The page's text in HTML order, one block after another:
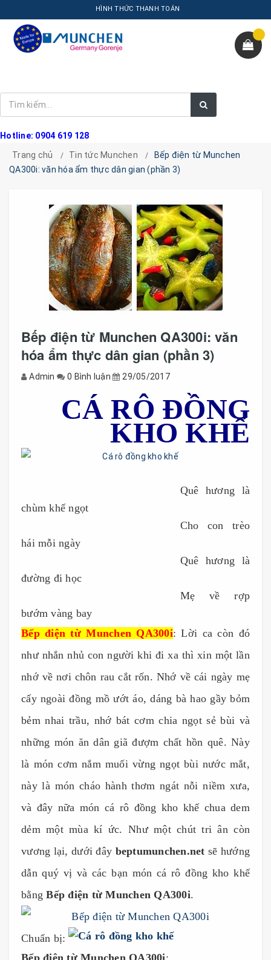
HÌNH THỨC THANH TOÁN
Hotline: 0904 619 128
Trang chủ
Tin tức Munchen
Bếp điện từ Munchen
QA300i: văn hóa ẩm thực dân gian (phần 3)
Bếp điện từ Munchen QA300i: văn
hóa ẩm thực dân gian (phần 3)
Admin 0 Bình luận 29/05/2017
CÁ RÔ ĐỒNG
KHO KHẾ
Quê hương là
chùm khế ngọt
Cho con trèo
hái mỗi ngày
Quê hương là
đường đi học
Mẹ về rợp
bướm vàng bay
Bếp điện từ Munchen QA300i: Lời ca còn đó
như nhắn nhủ con người khi đi xa thì xin một lần
nhớ về nơi chôn rau cắt rốn. Nhớ về cái ngày mẹ
cấy ngoài đồng mồ ướt áo, dáng bà hao gầy bỏm
bẻm nhai trầu, nhớ bát cơm chia ngọt sẻ bùi và
những món ăn dân giã đượm chất hồn quê. Này
là món cơm nắm muối vừng ngọt bùi nước mắt,
này là món cháo hành thơm ngát nỗi niềm xưa,
và đây nữa món cá rô đồng kho khế chua dem
dẻm một mùa kí ức. Như một chút tri ân còn
vương lại, dưới đây beptumunchen.net sẽ hướng
dẫn quý vị và các bạn món cá rô đồng kho khế
bằngBếp điện từ Munchen QA300i.
Chuẩn bị:
Bếp điện từ Munchen QA300i;